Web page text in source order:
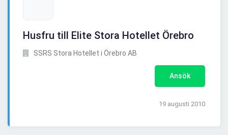
Husfru till Elite Stora Hotellet Örebro
SSRS Stora Hotellet i Örebro AB
Ansök
19 augusti 2010